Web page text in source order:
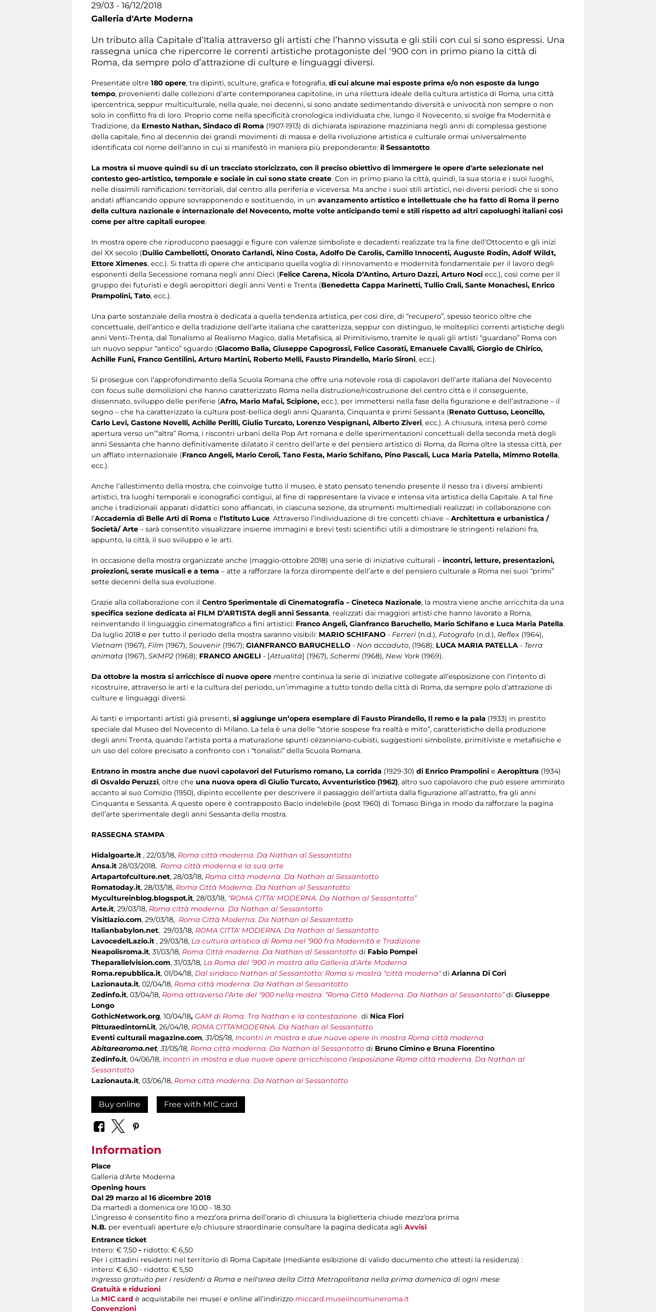
29/03 - 16/12/2018
Galleria d'Arte Moderna
Un tributo alla Capitale d’Italia attraverso gli artisti che l’hanno vissuta e gli stili con cui si sono espressi. Una
rassegna unica che ripercorre le correnti artistiche protagoniste del ‘900 con in primo piano la città di
Roma, da sempre polo d’attrazione di culture e linguaggi diversi.
Presentate oltre 180 opere, tra dipinti, sculture, grafica e fotografia, di cui alcune mai esposte prima e/o non esposte da lungo
tempo, provenienti dalle collezioni d’arte contemporanea capitoline, in una rilettura ideale della cultura artistica di Roma, una città
ipercentrica, seppur multiculturale, nella quale, nei decenni, si sono andate sedimentando diversità e univocità non sempre o non
solo in conflitto fra di loro. Proprio come nella specificità cronologica individuata che, lungo il Novecento, si svolge fra Modernità e
Tradizione, da Ernesto Nathan, Sindaco di Roma (1907-1913) di dichiarata ispirazione mazziniana negli anni di complessa gestione
della capitale, fino al decennio dei grandi movimenti di massa e della rivoluzione artistica e culturale ormai universalmente
identificata col nome dell'anno in cui si manifestò in maniera più preponderante: il Sessantotto.
La mostra si muove quindi su di un tracciato storicizzato, con il preciso obiettivo di immergere le opere d'arte selezionate nel
contesto geo-artistico, temporale e sociale in cui sono state create. Con in primo piano la città, quindi, la sua storia e i suoi luoghi,
nelle dissimili ramificazioni territoriali, dal centro alla periferia e viceversa. Ma anche i suoi stili artistici, nei diversi periodi che si sono
andati affiancando oppure sovrapponendo e sostituendo, in un avanzamento artistico e intellettuale che ha fatto di Roma il perno
della cultura nazionale e internazionale del Novecento, molte volte anticipando temi e stili rispetto ad altri capoluoghi italiani così
come per altre capitali europee.
In mostra opere che riproducono paesaggi e figure con valenze simboliste e decadenti realizzate tra la fine dell’Ottocento e gli inizi
del XX secolo (Duilio Cambellotti, Onorato Carlandi, Nino Costa, Adolfo De Carolis, Camillo Innocenti, Auguste Rodin, Adolf Wildt,
Ettore Ximenes, ecc.). Si tratta di opere che anticipano quella voglia di rinnovamento e modernità fondamentale per il lavoro degli
esponenti della Secessione romana negli anni Dieci (Felice Carena, Nicola D’Antino, Arturo Dazzi, Arturo Noci ecc.), così come per il
gruppo dei futuristi e degli aeropittori degli anni Venti e Trenta (Benedetta Cappa Marinetti, Tullio Crali, Sante Monachesi, Enrico
Prampolini, Tato, ecc.).
Una parte sostanziale della mostra è dedicata a quella tendenza artistica, per così dire, di “recupero”, spesso teorico oltre che
concettuale, dell’antico e della tradizione dell’arte italiana che caratterizza, seppur con distinguo, le molteplici correnti artistiche degli
anni Venti-Trenta, dal Tonalismo al Realismo Magico, dalla Metafisica, al Primitivismo, tramite le quali gli artisti “guardano” Roma con
un nuovo seppur “antico” sguardo (Giacomo Balla, Giuseppe Capogrossi, Felice Casorati, Emanuele Cavalli, Giorgio de Chirico,
Achille Funi, Franco Gentilini, Arturo Martini, Roberto Melli, Fausto Pirandello, Mario Sironi, ecc.).
Si prosegue con l’approfondimento della Scuola Romana che offre una notevole rosa di capolavori dell’arte italiana del Novecento
con focus sulle demolizioni che hanno caratterizzato Roma nella distruzione/ricostruzione del centro città e il conseguente,
dissennato, sviluppo delle periferie (Afro, Mario Mafai, Scipione, ecc.), per immettersi nella fase della figurazione e dell’astrazione – il
segno – che ha caratterizzato la cultura post-bellica degli anni Quaranta, Cinquanta e primi Sessanta (Renato Guttuso, Leoncillo,
Carlo Levi, Gastone Novelli, Achille Perilli, Giulio Turcato, Lorenzo Vespignani, Alberto Ziveri, ecc.). A chiusura, intesa però come
apertura verso un’“altra” Roma, i riscontri urbani della Pop Art romana e delle sperimentazioni concettuali della seconda metà degli
anni Sessanta che hanno definitivamente dilatato il centro dell’arte e del pensiero artistico di Roma, da Roma oltre la stessa città, per
un afflato internazionale (Franco Angeli, Mario Ceroli, Tano Festa, Mario Schifano, Pino Pascali, Luca Maria Patella, Mimmo Rotella,
ecc.).
Anche l’allestimento della mostra, che coinvolge tutto il museo, è stato pensato tenendo presente il nesso tra i diversi ambienti
artistici, tra luoghi temporali e iconografici contigui, al fine di rappresentare la vivace e intensa vita artistica della Capitale. A tal fine
anche i tradizionali apparati didattici sono affiancati, in ciascuna sezione, da strumenti multimediali realizzati in collaborazione con
l’Accademia di Belle Arti di Roma e l’Istituto Luce. Attraverso l’individuazione di tre concetti chiave – Architettura e urbanistica /
Società/ Arte – sarà consentito visualizzare insieme immagini e brevi testi scientifici utili a dimostrare le stringenti relazioni fra,
appunto, la città, il suo sviluppo e le arti.
In occasione della mostra organizzate anche (maggio-ottobre 2018) una serie di iniziative culturali – incontri, letture, presentazioni,
proiezioni, serate musicali e a tema – atte a rafforzare la forza dirompente dell’arte e del pensiero culturale a Roma nei suoi “primi”
sette decenni della sua evoluzione.
Grazie alla collaborazione con il Centro Sperimentale di Cinematografia – Cineteca Nazionale, la mostra viene anche arricchita da una
specifica sezione dedicata ai FILM D’ARTISTA degli anni Sessanta, realizzati dai maggiori artisti che hanno lavorato a Roma,
reinventando il linguaggio cinematografico a fini artistici: Franco Angeli, Gianfranco Baruchello, Mario Schifano e Luca Maria Patella.
Da luglio 2018 e per tutto il periodo della mostra saranno visibili: MARIO SCHIFANO - Ferreri (n.d.), Fotografo (n.d.), Reflex (1964),
Vietnam (1967), Film (1967), Souvenir (1967); GIANFRANCO BARUCHELLO - Non accaduto, (1968); LUCA MARIA PATELLA - Terra
animata (1967), SKMP2 (1968); FRANCO ANGELI - [Attualità] (1967), Schermi (1968), New York(1969).
Da ottobre la mostra si arricchisce di nuove opere mentre continua la serie di iniziative collegate all’esposizione con l’intento di
ricostruire, attraverso le arti e la cultura del periodo, un’immagine a tutto tondo della città di Roma, da sempre polo d’attrazione di
culture e linguaggi diversi.
Ai tanti e importanti artisti già presenti, si aggiunge un’opera esemplare di Fausto Pirandello, Il remo e la pala (1933) in prestito
speciale dal Museo del Novecento di Milano. La tela è una delle “storie sospese fra realtà e mito”, caratteristiche della produzione
degli anni Trenta, quando l’artista porta a maturazione spunti cézanniano-cubisti, suggestioni simboliste, primitiviste e metafisiche e
un uso del colore precisato a confronto con i “tonalisti” della Scuola Romana.
Entrano in mostra anche due nuovi capolavori del Futurismo romano, La corrida (1929-30) di Enrico Prampolini e Aeropittura (1934)
di Osvaldo Peruzzi, oltre che una nuova opera di Giulio Turcato, Avventuristico (1962), altro suo capolavoro che può essere ammirato
accanto al suo Comizio (1950), dipinto eccellente per descrivere il passaggio dell’artista dalla figurazione all’astratto, fra gli anni
Cinquanta e Sessanta. A queste opere è contrapposto Bacio indelebile (post 1960) di Tomaso Binga in modo da rafforzare la pagina
dell’arte sperimentale degli anni Sessanta della mostra.
RASSEGNA STAMPA
Hidalgoarte.it , 22/03/18, Roma città moderna. Da Nathan al Sessantotto
Ansa.it 28/03/2018, Roma città moderna e la sua arte
Artapartofculture.net, 28/03/18, Roma città moderna. Da Nathan al Sessantotto
Romatoday.it, 28/03/18, Roma Città Moderna. Da Nathan al Sessantotto
Mycultureinblog.blogspot.it, 28/03/18, “ROMA CITTA' MODERNA. Da Nathan al Sessantotto”
Arte.it, 29/03/18, Roma città moderna. Da Nathan al Sessantotto
Visitlazio.com, 29/03/18, Roma Città Moderna. Da Nathan al Sessantotto
Italianbabylon.net, 29/03/18, ROMA CITTA' MODERNA. Da Nathan al Sessantotto
LavocedelLazio.it , 29/03/18, La cultura artistica di Roma nel ’900 fra Modernità e Tradizione
Neapolisroma.it, 31/03/18, Roma Città moderna. Da Nathan al Sessantotto di Fabio Pompei
Theparallelvision.com, 31/03/18, La Roma del ‘900 in mostra alla Galleria d’Arte Moderna
Roma.repubblica.it, 01/04/18, Dal sindaco Nathan al Sessantotto: Roma si mostra "città moderna" di Arianna Di Cori
Lazionauta.it, 02/04/18, Roma città moderna. Da Nathan al Sessantotto
Zedinfo.it, 03/04/18, Roma attraverso l’Arte del ‘900 nella mostra: “Roma Città Moderna. Da Nathan al Sessantotto”di Giuseppe
Longo
GothicNetwork.org, 10/04/18, GAM di Roma. Tra Nathan e la contestazione di Nica Fiori
Pitturaedintorni.it, 26/04/18, ROMA CITTA'MODERNA. Da Nathan al Sessantotto
Eventi culturali magazine.com,31/05/18, Incontri in mostra e due nuove opere in mostra Roma città moderna
Abitarearoma.net, 31/05/18, Roma città moderna. Da Nathan al Sessantotto di Bruno Cimino e Bruna Fiorentino
Zedinfo.it, 04/06/18, Incontri in mostra e due nuove opere arricchiscono l'esposizione Roma città moderna. Da Nathan al
Sessantotto
Lazionauta.it, 03/06/18, Roma città moderna. Da Nathan al Sessantotto
Buy online Free with MIC card
Information
Place
Galleria d'Arte Moderna
Opening hours
Dal 29 marzo al 16 dicembre 2018
Da martedì a domenica ore 10.00 - 18.30
L’ingresso è consentito fino a mezz’ora prima dell’orario di chiusura la biglietteria chiude mezz'ora prima
N.B. per eventuali aperture e/o chiusure straordinarie consultare la pagina dedicata agli Avvisi
Entrance ticket
Intero: € 7,50 - ridotto: € 6,50
Per i cittadini residenti nel territorio di Roma Capitale (mediante esibizione di valido documento che attesti la residenza) :
intero: € 6,50 - ridotto: € 5,50
Ingresso gratuito per i residenti a Roma e nell'area della Città Metropolitana nella prima domenica di ogni mese
Gratuità e riduzioni
La MIC card è acquistabile nei musei e online all’indirizzo miccard.museiincomuneroma.it
Convenzioni